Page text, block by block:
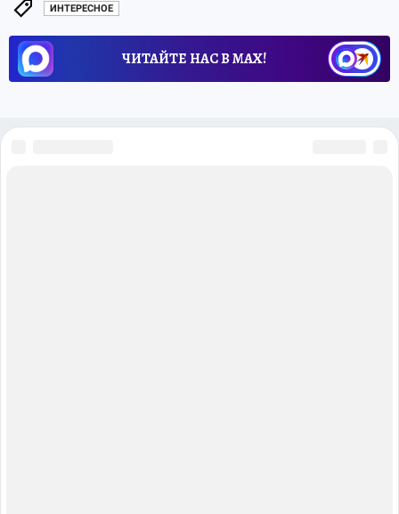
ИНТЕРЕСНОЕ
ЧИТАЙТЕ НАС В МАХ!